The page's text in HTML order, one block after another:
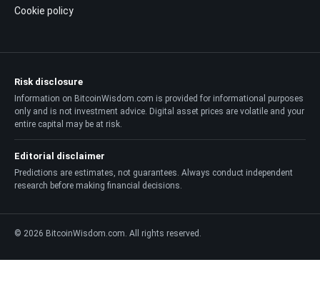
Cookie policy
Risk disclosure
Information on BitcoinWisdom.com is provided for informational purposes
only and is not investment advice. Digital asset prices are volatile and your
entire capital may be at risk.
Editorial disclaimer
Predictions are estimates, not guarantees. Always conduct independent
research before making financial decisions.
© 2026 BitcoinWisdom.com. All rights reserved.